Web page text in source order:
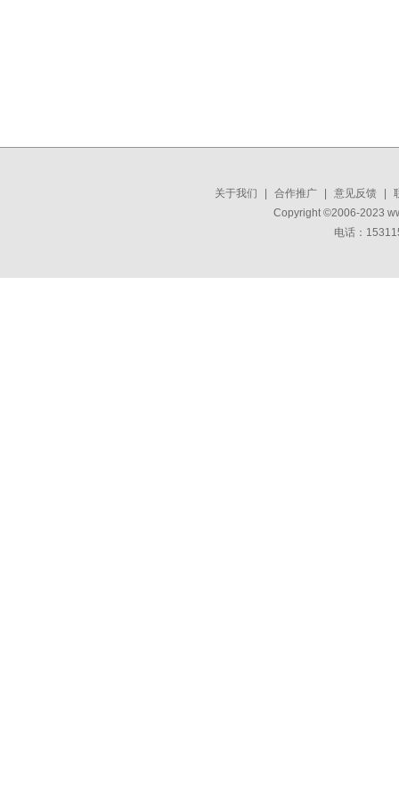
关于我们 合作推广 意见反馈
Copyright ©2006-2023
电话：